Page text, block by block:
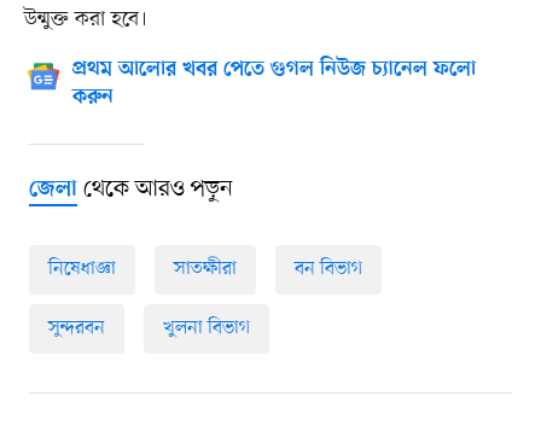
উন্মুক্ত করা হবে।
প্রথম আলোর খবর পেতে গুগল নিউজ চ্যানেল ফলো
করুন
জেলাথেকে আরও পড়ুন
নিষেধাজ্ঞা সাতক্ষীরা বন বিভাগ
সুন্দরবন খুলনা বিভাগ